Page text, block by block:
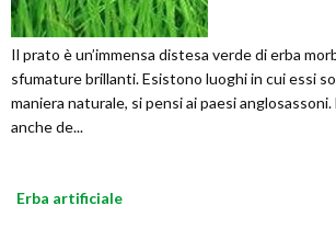
Il prato è un’immensa distesa verde di erba
sfumature brillanti. Esistono luoghi in cui essi
maniera naturale, si pensi ai paesi
anche de...
Erba artificiale